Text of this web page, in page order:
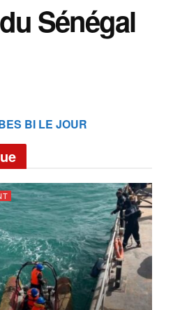
Sénégal
BI LE JOUR